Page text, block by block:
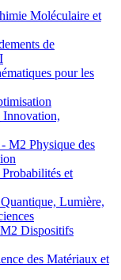
Moléculaire et
de
pour les
M2 Physique des
et
Lumière,
Dispositifs
des Matériaux et